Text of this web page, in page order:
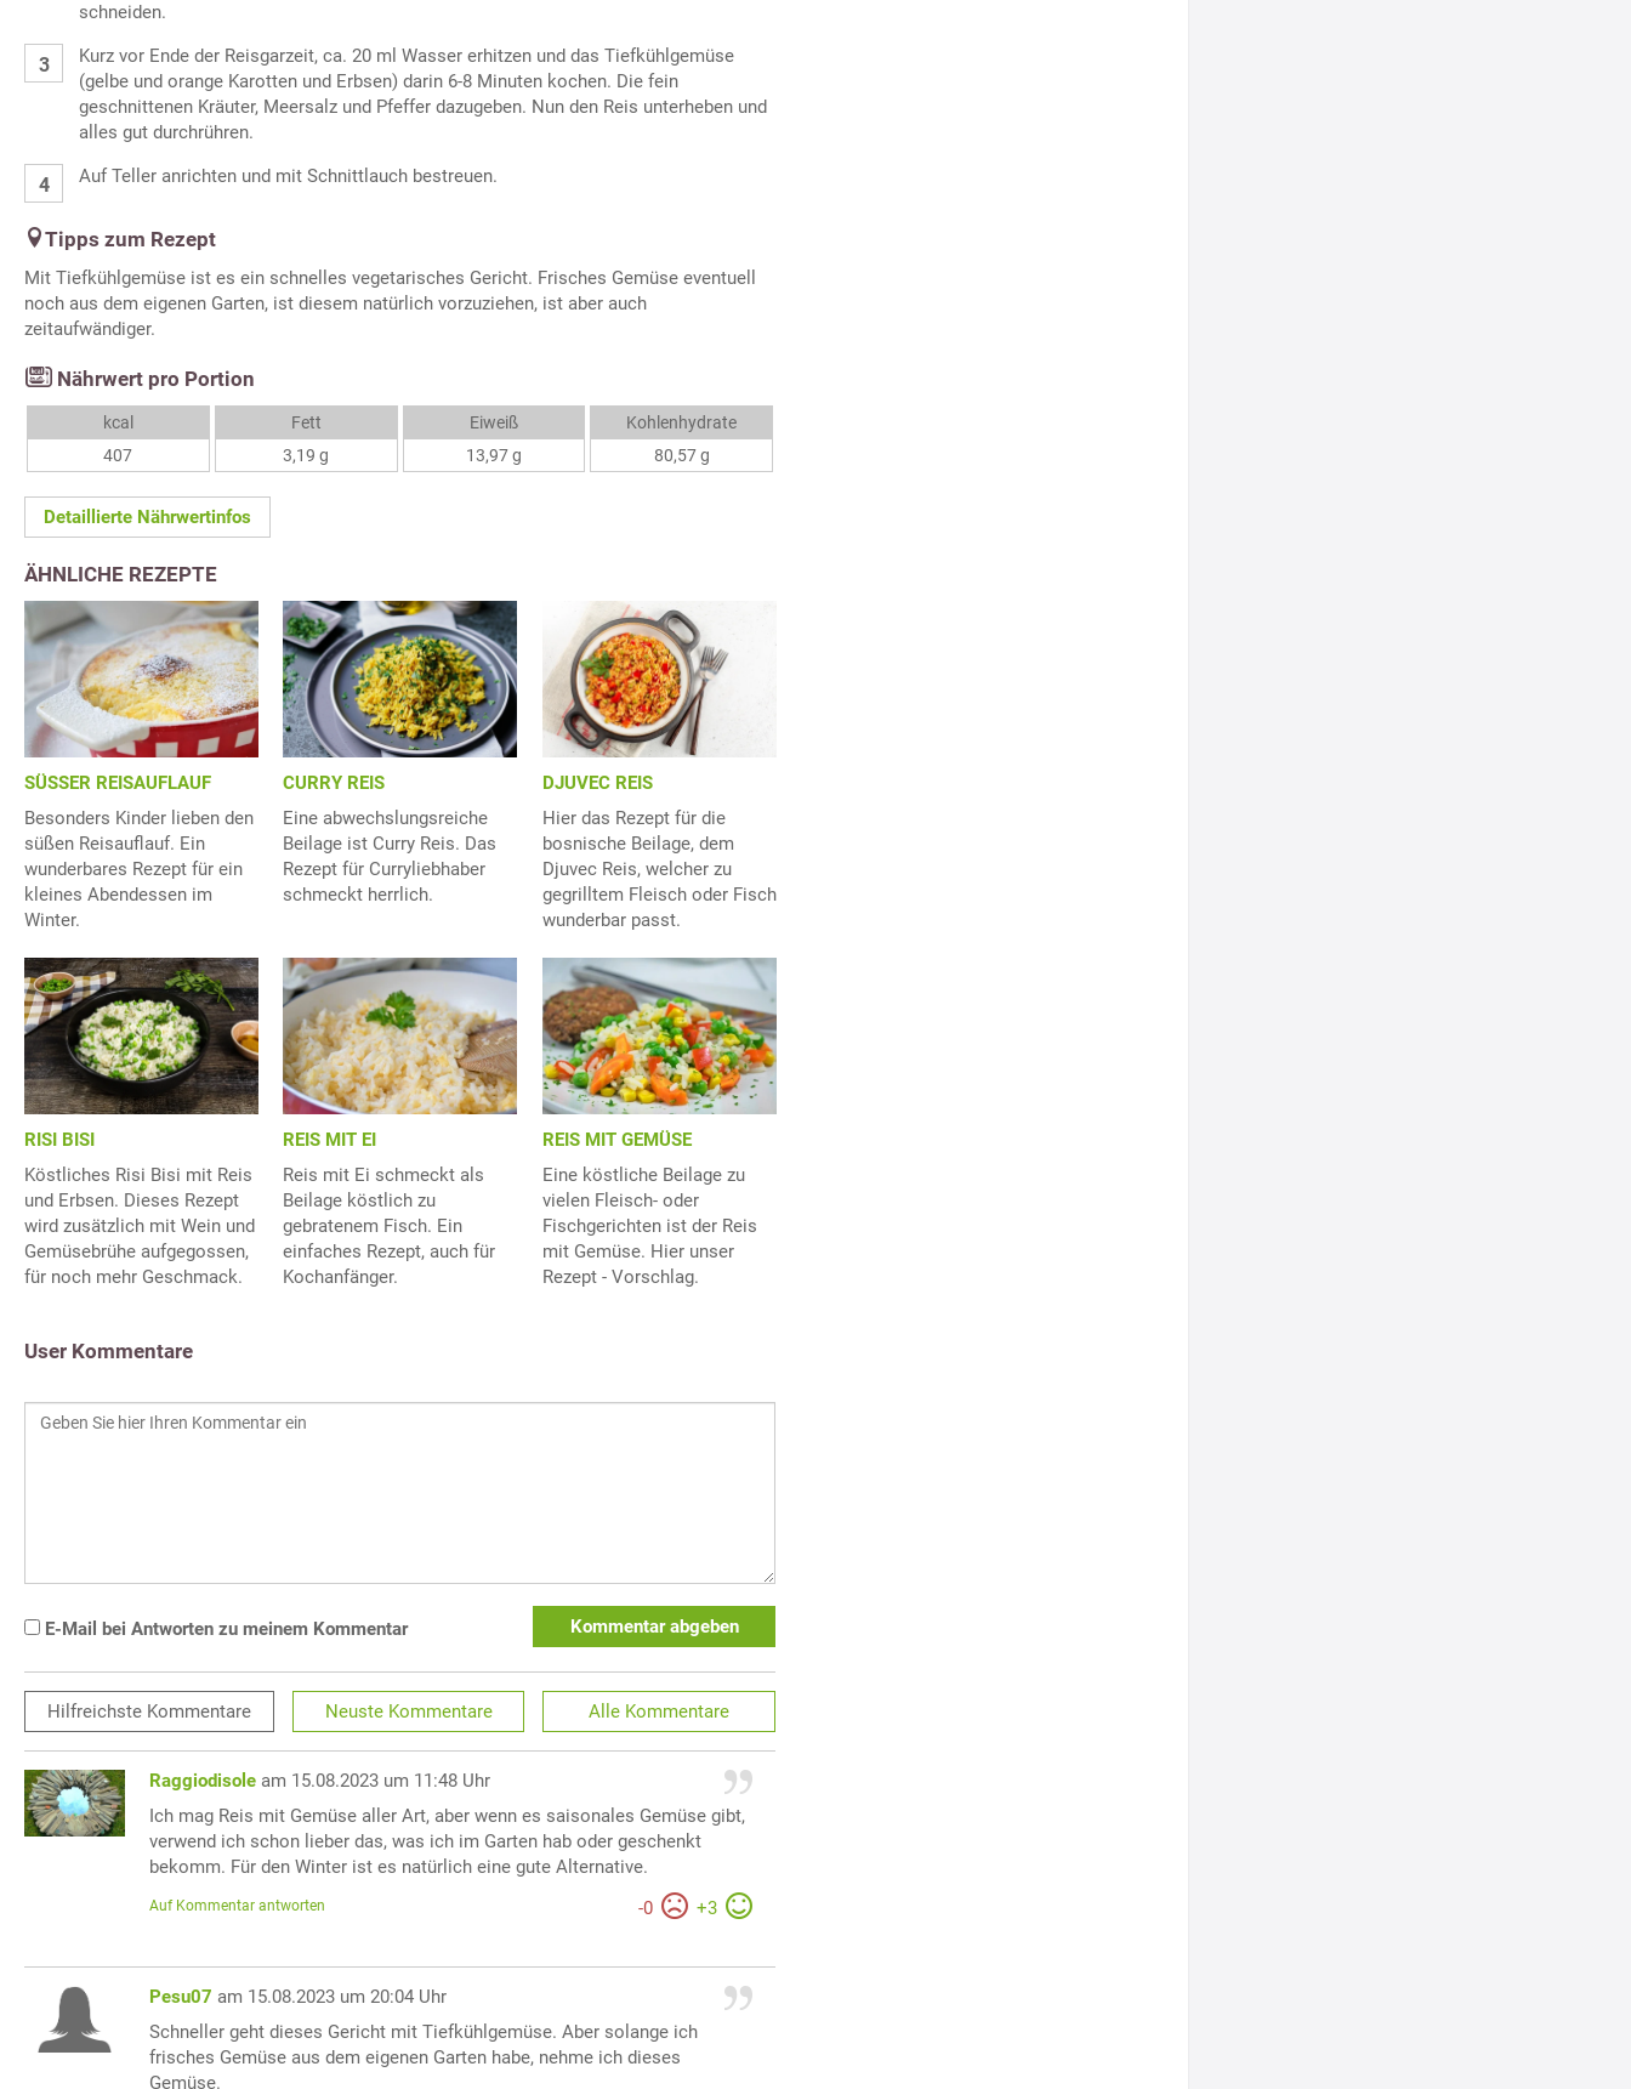
schneiden.
Kurz vor Ende der Reisgarzeit, ca. 20 ml Wasser erhitzen und das Tiefkühlgemüse
(gelbe und orange Karotten und Erbsen) darin 6-8 Minuten kochen. Die fein
geschnittenen Kräuter, Meersalz und Pfeffer dazugeben. Nun den Reis unterheben und
alles gut durchrühren.
Auf Teller anrichten und mit Schnittlauch bestreuen.
Tipps zum Rezept
Mit Tiefkühlgemüse ist es ein schnelles vegetarisches Gericht. Frisches Gemüse eventuell
noch aus dem eigenen Garten, ist diesem natürlich vorzuziehen, ist aber auch
zeitaufwändiger.
Nährwert pro Portion
kcal
407
Fett
3,19 g
Eiweiß
13,97 g
Kohlenhydrate
80,57 g
Detaillierte Nährwertinfos
ÄHNLICHE REZEPTE
SÜSSER REISAUFLAUF
Besonders Kinder lieben den
süßen Reisauflauf. Ein
wunderbares Rezept für ein
kleines Abendessen im
Winter.
CURRY REIS
Eine abwechslungsreiche
Beilage ist Curry Reis. Das
Rezept für Curryliebhaber
schmeckt herrlich.
DJUVEC REIS
Hier das Rezept für die
bosnische Beilage, dem
Djuvec Reis, welcher zu
gegrilltem Fleisch oder Fisch
wunderbar passt.
RISI BISI
Köstliches Risi Bisi mit Reis
und Erbsen. Dieses Rezept
wird zusätzlich mit Wein und
Gemüsebrühe aufgegossen,
für noch mehr Geschmack.
REIS MIT EI
Reis mit Ei schmeckt als
Beilage köstlich zu
gebratenem Fisch. Ein
einfaches Rezept, auch für
Kochanfänger.
REIS MIT GEMÜSE
Eine köstliche Beilage zu
vielen Fleisch- oder
Fischgerichten ist der Reis
mit Gemüse. Hier unser
Rezept - Vorschlag.
User Kommentare
E-Mail bei Antworten zu meinem Kommentar Kommentar abgeben
Hilfreichste Kommentare Neuste Kommentare Alle Kommentare
Raggiodisole am 15.08.2023 um 11:48 Uhr
Ich mag Reis mit Gemüse aller Art, aber wenn es saisonales Gemüse gibt,
verwend ich schon lieber das, was ich im Garten hab oder geschenkt
bekomm. Für den Winter ist es natürlich eine gute Alternative.
-0 +3
Auf Kommentar antworten
Pesu07 am 15.08.2023 um 20:04 Uhr
Schneller geht dieses Gericht mit Tiefkühlgemüse. Aber solange ich
frisches Gemüse aus dem eigenen Garten habe, nehme ich dieses
Gemüse.